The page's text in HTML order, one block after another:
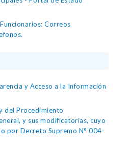
Correos
y Acceso a la Información
del Procedimiento
y sus modificatorias, cuyo
por Decreto Supremo N° 004-